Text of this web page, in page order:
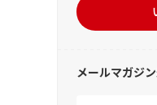
メールマガジ